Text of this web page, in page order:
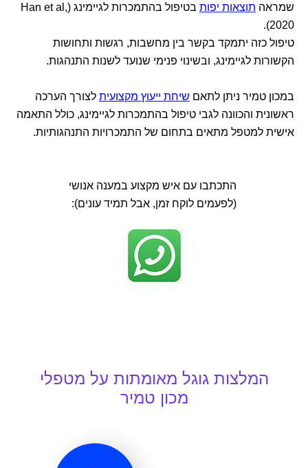
שמראה תוצאות יפות
בטיפול בהתמכרות לגיימינג (Han et al,
2020).
טיפול כזה יתמקד בקשר בין מחשבות, רגשות ותחושות
הקשורות לגיימינג, ובשינוי פנימי שנועד לשנות התנהגות.
במכון טמיר ניתן לתאם שיחת ייעוץ מקצועית לצורך הערכה
ראשונית והכוונה לגבי טיפול בהתמכרות לגיימינג, כולל התאמה
אישית למטפל מתאים בתחום של התמכרויות התנהגותיות.
התכתבו עם איש מקצוע במענה אנושי
(לפעמים לוקח זמן, אבל תמיד עונים):